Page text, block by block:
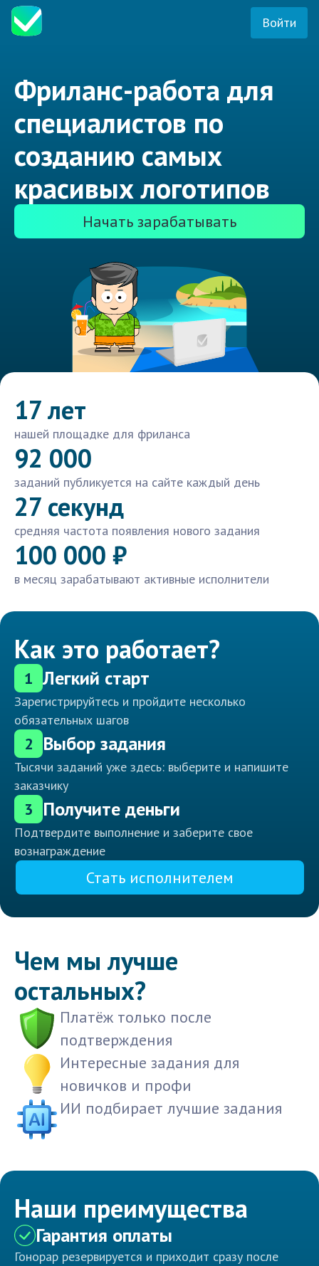
Войти
Фриланс-работа для
специалистов по
созданию самых
красивых логотипов
Начать зарабатывать
17 лет
нашей площадке для фриланса
92 000
заданий публикуется на сайте каждый день
27 секунд
средняя частота появления нового задания
100 000 ₽
в месяц зарабатывают активные исполнители
Как это работает?
1 Легкий старт
Зарегистрируйтесь и пройдите несколько
обязательных шагов
2 Выбор задания
Тысячи заданий уже здесь: выберите и напишите
заказчику
3 Получите деньги
Подтвердите выполнение и заберите свое
вознаграждение
Стать исполнителем
Чем мы лучше
остальных?
Платёж только после
подтверждения
Интересные задания для
новичков и профи
ИИ подбирает лучшие задания
Наши преимущества
Гарантия оплаты
Гонорар резервируется и приходит сразу после